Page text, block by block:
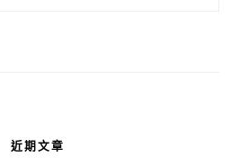
近期文章